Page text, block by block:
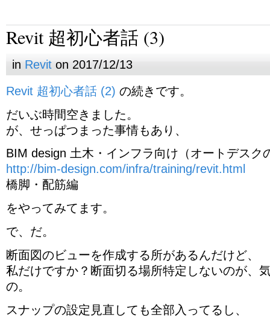
Revit 超初心者話 (3)
in Revit on 2017/12/13
Revit 超初心者話 (2) の続きです。
だいぶ時間空きました。
が、せっぱつまった事情もあり、
BIM design 土木・インフラ向け（オートデスク
http://bim-design.com/infra/training/revit.html
橋脚・配筋編
をやってみてます。
で、だ。
断面図のビューを作成する所があるんだけど、
私だけですか？断面切る場所特定しないのが、
の。
スナップの設定見直しても全部入ってるし、